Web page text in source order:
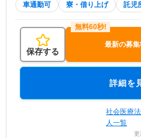
車通勤可 寮・借り上げ 託児
保存する
最新の募
詳細を
社会医療
人一覧